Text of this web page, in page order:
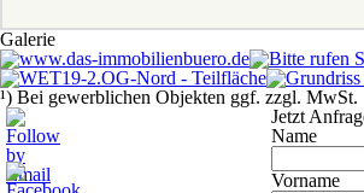
Galerie
¹) Bei gewerblichen Objekten ggf. zzgl. MwSt.
Jetzt
Name
Vorname